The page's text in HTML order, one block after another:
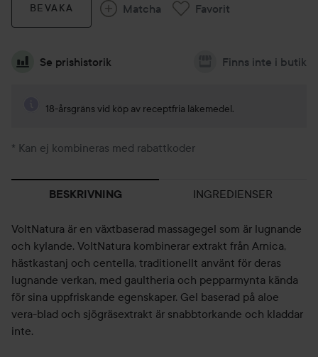
BEVAKA Matcha Favorit
Se prishistorik Finns inte i butik
18-årsgräns vid köp av receptfria läkemedel.
* Kan ej kombineras med rabattkoder
BESKRIVNING INGREDIENSER
VoltNatura är en växtbaserad massagegel som är lugnande
och kylande. VoltNatura kombinerar extrakt från Arnica,
hästkastanj och centella, traditionellt använt för deras
lugnande verkan, med gaultheria och pepparmynta kända
för sina uppfriskande egenskaper. Gel baserad på aloe
vera-blad och sjögräsextrakt är snabbtorkande och kladdar
inte.